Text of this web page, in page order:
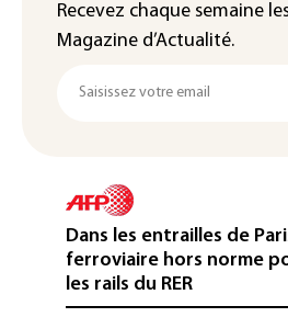
Recevez chaque semaine
Magazine d’Actualité.
Dans les entrailles de
ferroviaire hors norme
les rails du RER